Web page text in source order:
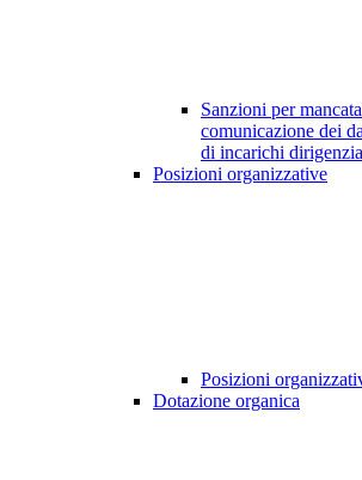
Sanzioni per
comunicazione dei
di incarichi
Posizioni organizzative
Posizioni
Dotazione organica